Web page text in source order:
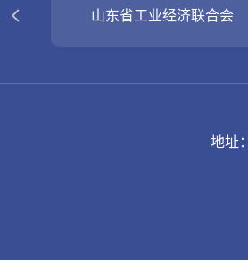
山东省质量管理协会
地址